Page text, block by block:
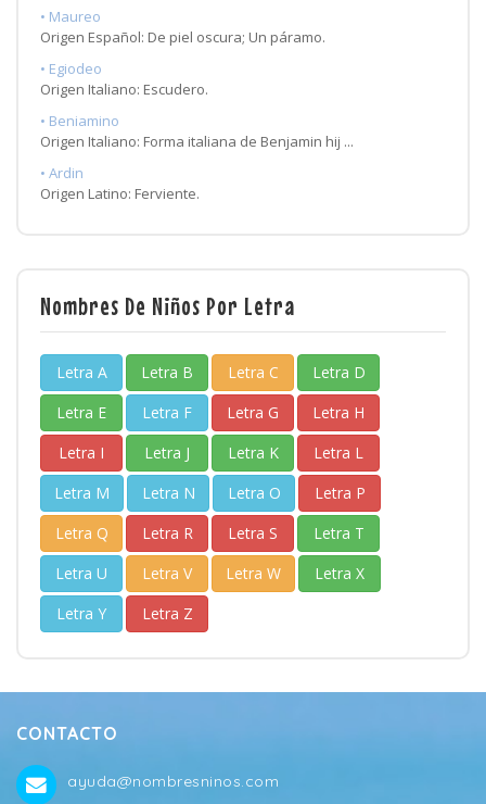
• Maureo
Origen Español: De piel oscura; Un páramo.
• Egiodeo
Origen Italiano: Escudero.
• Beniamino
Origen Italiano: Forma italiana de Benjamin hij ...
• Ardin
Origen Latino: Ferviente.
Nombres De Niños Por Letra
Letra A Letra B Letra C
Letra D
Letra E
Letra F Letra G
Letra H
Letra I
Letra J Letra K
Letra L
Letra M
Letra N Letra O
Letra P
Letra Q
Letra R Letra S
Letra T
Letra U
Letra V Letra W
Letra X
Letra Y
Letra Z
CONTACTO
ayuda@nombresninos.com